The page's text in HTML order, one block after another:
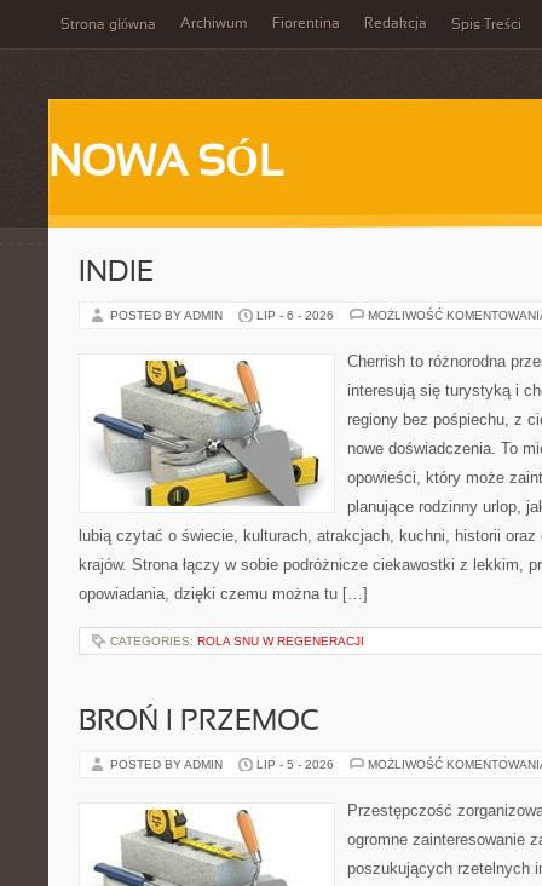
Strona główna Archiwum Fiorentina Redakcja Spis Treści
NOWA SÓL
INDIE
POSTED BY ADMIN LIP - 6 - 2026 MOŻLIWOŚĆ
Cherrish to różnorodna
interesują się turystyką i
regiony bez pośpiechu, z
nowe doświadczenia. To
opowieści, który może
planujące rodzinny urlop,
lubią czytać o świecie, kulturach, atrakcjach, kuchni, historii
krajów. Strona łączy w sobie podróżnicze ciekawostki z lekkim,
opowiadania, dzięki czemu można tu […]
CATEGORIES: ROLA SNU W REGENERACJI
BROŃ I PRZEMOC
POSTED BY ADMIN LIP - 5 - 2026 MOŻLIWOŚĆ
Przestępczość
ogromne zainteresowanie
poszukujących rzetelnych